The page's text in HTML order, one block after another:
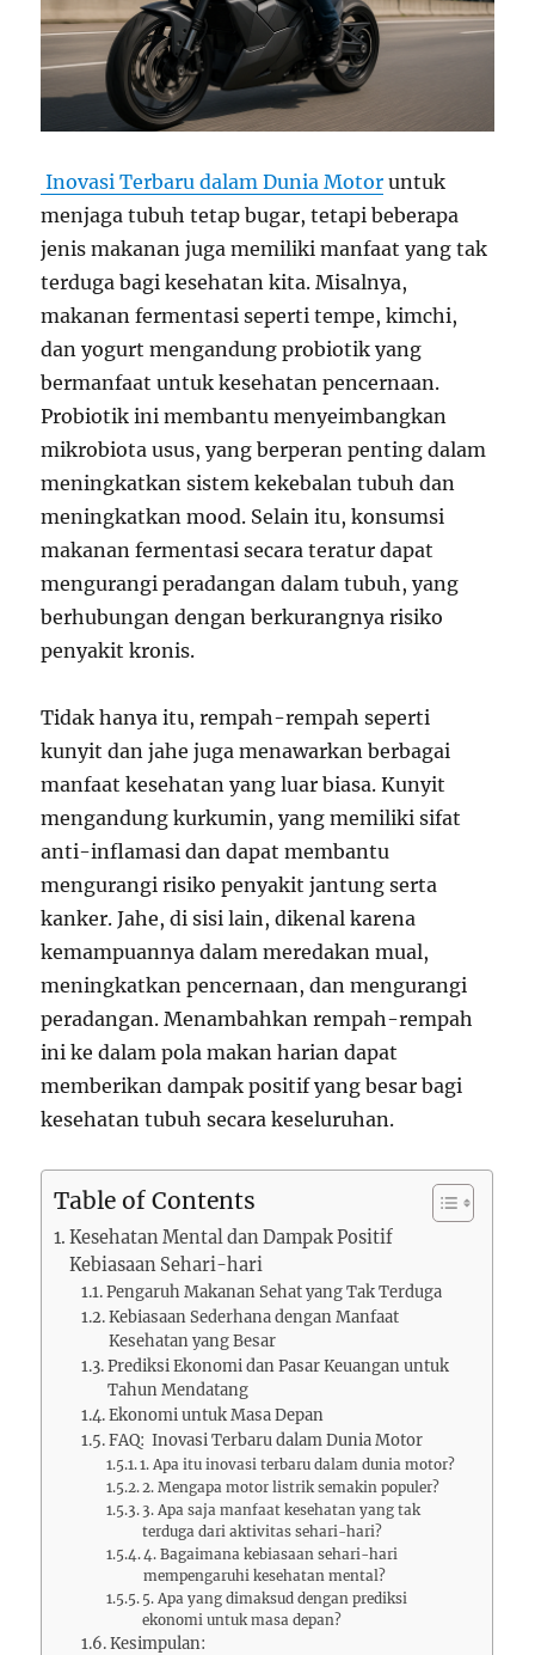
Inovasi Terbaru dalam Dunia Motor untuk
menjaga tubuh tetap bugar, tetapi beberapa
jenis makanan juga memiliki manfaat yang tak
terduga bagi kesehatan kita. Misalnya,
makanan fermentasi seperti tempe, kimchi,
dan yogurt mengandung probiotik yang
bermanfaat untuk kesehatan pencernaan.
Probiotik ini membantu menyeimbangkan
mikrobiota usus, yang berperan penting dalam
meningkatkan sistem kekebalan tubuh dan
meningkatkan mood. Selain itu, konsumsi
makanan fermentasi secara teratur dapat
mengurangi peradangan dalam tubuh, yang
berhubungan dengan berkurangnya risiko
penyakit kronis.
Tidak hanya itu, rempah-rempah seperti
kunyit dan jahe juga menawarkan berbagai
manfaat kesehatan yang luar biasa. Kunyit
mengandung kurkumin, yang memiliki sifat
anti-inflamasi dan dapat membantu
mengurangi risiko penyakit jantung serta
kanker. Jahe, di sisi lain, dikenal karena
kemampuannya dalam meredakan mual,
meningkatkan pencernaan, dan mengurangi
peradangan. Menambahkan rempah-rempah
ini ke dalam pola makan harian dapat
memberikan dampak positif yang besar bagi
kesehatan tubuh secara keseluruhan.
Table of Contents
Kesehatan Mental dan Dampak Positif
Kebiasaan Sehari-hari
Pengaruh Makanan Sehat yang Tak Terduga
Kebiasaan Sederhana dengan Manfaat
Kesehatan yang Besar
Prediksi Ekonomi dan Pasar Keuangan untuk
Tahun Mendatang
Ekonomi untuk Masa Depan
FAQ: Inovasi Terbaru dalam Dunia Motor
1. Apa itu inovasi terbaru dalam dunia motor?
2. Mengapa motor listrik semakin populer?
3. Apa saja manfaat kesehatan yang tak
terduga dari aktivitas sehari-hari?
4. Bagaimana kebiasaan sehari-hari
mempengaruhi kesehatan mental?
5. Apa yang dimaksud dengan prediksi
ekonomi untuk masa depan?
Kesimpulan: